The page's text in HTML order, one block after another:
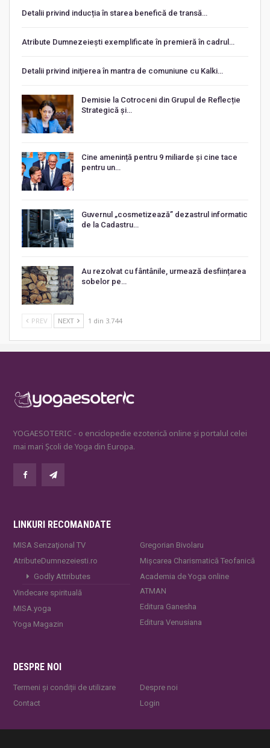
Detalii privind inducția în starea benefică de transă…
Atribute Dumnezeiești exemplificate în premieră în cadrul…
Detalii privind iniţierea în mantra de comuniune cu Kalki…
Demisie la Cotroceni din Grupul de Reflecție
Strategică și…
Cine amenință pentru 9 miliarde și cine tace
pentru un…
Guvernul „cosmetizează” dezastrul informatic
de la Cadastru…
Au rezolvat cu fântânile, urmează desființarea
sobelor pe…
PREV NEXT 1 din 3.744
YOGAESOTERIC - o enciclopedie ezoterică online și portalul celei
mai mari Școli de Yoga din Europa.
LINKURI RECOMANDATE
MISA Senzaţional TV
AtributeDumnezeiesti.ro
Godly Attributes
Vindecare spirituală
MISA.yoga
Yoga Magazin
Gregorian Bivolaru
Mișcarea Charismatică Teofanică
Academia de Yoga online
ATMAN
Editura Ganesha
Editura Venusiana
DESPRE NOI
Termeni și condiții de utilizare
Contact
Despre noi
Login